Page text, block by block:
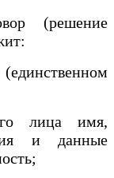
(решение
лица имя,
и данные